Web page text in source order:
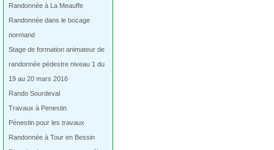
Randonnée à La Meauffe
Randonnée dans le bocage
normand
Stage de formation animateur de
randonnée pédestre niveau 1 du
19 au 20 mars 2016
Rando Sourdeval
Travaux à Penestin
Pénestin pour les travaux
Randonnée à Tour en Bessin